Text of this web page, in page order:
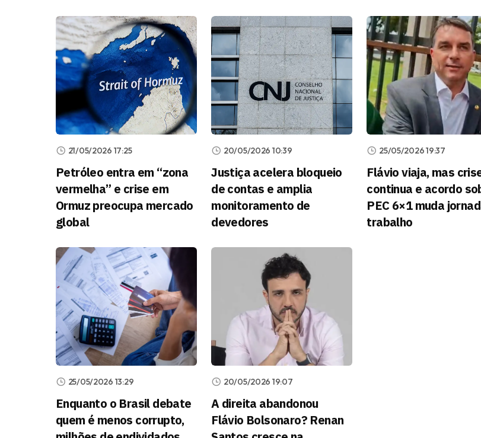
21/05/2026 17:25
Petróleo entra em “zona
vermelha” e crise em
Ormuz preocupa mercado
global
20/05/2026 10:39
Justiça acelera bloqueio
de contas e amplia
monitoramento de
devedores
25/05/2026 19:37
Flávio viaja, mas
continua e acordo
PEC 6×1 muda
trabalho
25/05/2026 13:29
Enquanto o Brasil debate
quem é menos corrupto,
20/05/2026 19:07
A direita abandonou
Flávio Bolsonaro? Renan